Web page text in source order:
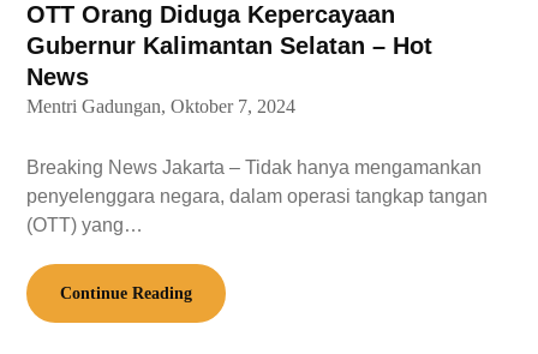
OTT Orang Diduga Kepercayaan
Gubernur Kalimantan Selatan – Hot
News
Mentri Gadungan, Oktober 7, 2024
Breaking News Jakarta – Tidak hanya mengamankan
penyelenggara negara, dalam operasi tangkap tangan
(OTT) yang…
Continue Reading